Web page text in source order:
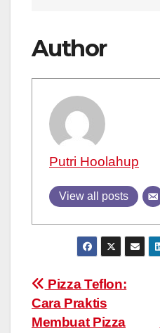
Author
Putri Hoolahup
View all posts
Post
navigation
Pizza Teflon:
Cara Praktis
Membuat Pizza